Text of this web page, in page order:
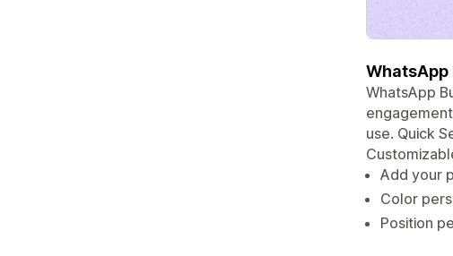
WhatsApp
WhatsApp
use. Quick
Add your
Color
Position